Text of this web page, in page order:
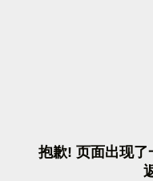
抱歉! 页面出现了